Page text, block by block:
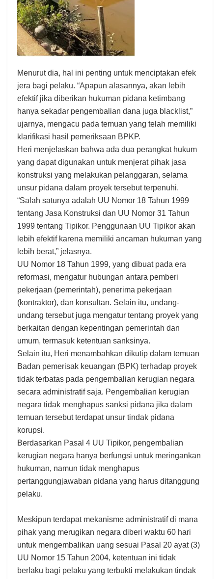
Menurut dia, hal ini penting untuk menciptakan efek
jera bagi pelaku. “Apapun alasannya, akan lebih
efektif jika diberikan hukuman pidana ketimbang
hanya sekadar pengembalian dana juga blacklist,”
ujarnya, mengacu pada temuan yang telah memiliki
klarifikasi hasil pemeriksaan BPKP.
Heri menjelaskan bahwa ada dua perangkat hukum
yang dapat digunakan untuk menjerat pihak jasa
konstruksi yang melakukan pelanggaran, selama
unsur pidana dalam proyek tersebut terpenuhi.
“Salah satunya adalah UU Nomor 18 Tahun 1999
tentang Jasa Konstruksi dan UU Nomor 31 Tahun
1999 tentang Tipikor. Penggunaan UU Tipikor akan
lebih efektif karena memiliki ancaman hukuman yang
lebih berat,” jelasnya.
UU Nomor 18 Tahun 1999, yang dibuat pada era
reformasi, mengatur hubungan antara pemberi
pekerjaan (pemerintah), penerima pekerjaan
(kontraktor), dan konsultan. Selain itu, undang-
undang tersebut juga mengatur tentang proyek yang
berkaitan dengan kepentingan pemerintah dan
umum, termasuk ketentuan sanksinya.
Selain itu, Heri menambahkan dikutip dalam temuan
Badan pemerisak keuangan (BPK) terhadap proyek
tidak terbatas pada pengembalian kerugian negara
secara administratif saja. Pengembalian kerugian
negara tidak menghapus sanksi pidana jika dalam
temuan tersebut terdapat unsur tindak pidana
korupsi.
Berdasarkan Pasal 4 UU Tipikor, pengembalian
kerugian negara hanya berfungsi untuk meringankan
hukuman, namun tidak menghapus
pertanggungjawaban pidana yang harus ditanggung
pelaku.
Meskipun terdapat mekanisme administratif di mana
pihak yang merugikan negara diberi waktu 60 hari
untuk mengembalikan uang sesuai Pasal 20 ayat (3)
UU Nomor 15 Tahun 2004, ketentuan ini tidak
berlaku bagi pelaku yang terbukti melakukan tindak